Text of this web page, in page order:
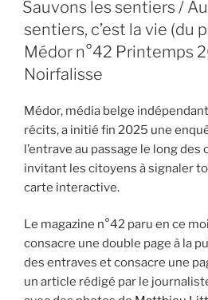
BeWapp,
toujours
Sauvons les sentiers /
sentiers, c’est la vie (du
Médor n°42 Printemps
Noirfalisse
Médor, média belge
récits, a initié fin 2025 une
l’entrave au passage le long
invitant les citoyens à signaler
carte interactive.
Le magazine n°42 paru en ce
consacre une double page à la
des entraves et consacre une
un article rédigé par le